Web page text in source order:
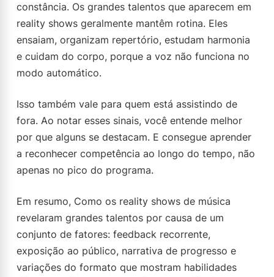
constância. Os grandes talentos que aparecem em
reality shows geralmente mantêm rotina. Eles
ensaiam, organizam repertório, estudam harmonia
e cuidam do corpo, porque a voz não funciona no
modo automático.
Isso também vale para quem está assistindo de
fora. Ao notar esses sinais, você entende melhor
por que alguns se destacam. E consegue aprender
a reconhecer competência ao longo do tempo, não
apenas no pico do programa.
Em resumo, Como os reality shows de música
revelaram grandes talentos por causa de um
conjunto de fatores: feedback recorrente,
exposição ao público, narrativa de progresso e
variações do formato que mostram habilidades